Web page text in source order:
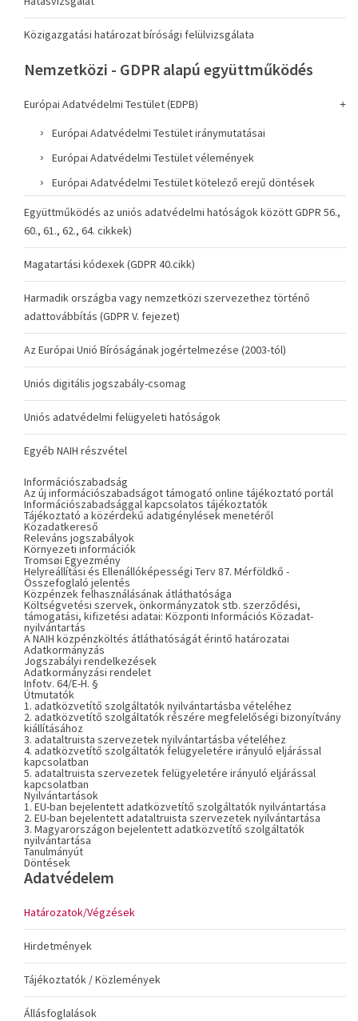
Közigazgatási határozat bírósági felülvizsgálata
Nemzetközi - GDPR alapú együttműködés
Európai Adatvédelmi Testület (EDPB)
Európai Adatvédelmi Testület iránymutatásai
Európai Adatvédelmi Testület vélemények
Európai Adatvédelmi Testület kötelező erejű döntések
Együttműködés az uniós adatvédelmi hatóságok között GDPR 56.,
60., 61., 62., 64. cikkek)
Magatartási kódexek (GDPR 40.cikk)
Harmadik országba vagy nemzetközi szervezethez történő
adattovábbítás (GDPR V. fejezet)
Az Európai Unió Bíróságának jogértelmezése (2003-tól)
Uniós digitális jogszabály-csomag
Uniós adatvédelmi felügyeleti hatóságok
Egyéb NAIH részvétel
Információszabadság
Az új információszabadságot támogató online tájékoztató portál
Információszabadsággal kapcsolatos tájékoztatók
Tájékoztató a közérdekű adatigénylések menetéről
Közadatkereső
Releváns jogszabályok
Környezeti információk
Tromsøi Egyezmény
Helyreállítási és Ellenállóképességi Terv 87. Mérföldkő -
Összefoglaló jelentés
Közpénzek felhasználásának átláthatósága
Költségvetési szervek, önkormányzatok stb. szerződési,
támogatási, kifizetési adatai: Központi Információs Közadat-
nyilvántartás
A NAIH közpénzköltés átláthatóságát érintő határozatai
Adatkormányzás
Jogszabályi rendelkezések
Adatkormányzási rendelet
Infotv. 64/E-H. §
Útmutatók
1. adatközvetítő szolgáltatók nyilvántartásba vételéhez
2. adatközvetítő szolgáltatók részére megfelelőségi bizonyítvány
kiállításához
3. adataltruista szervezetek nyilvántartásba vételéhez
4. adatközvetítő szolgáltatók felügyeletére irányuló eljárással
kapcsolatban
5. adataltruista szervezetek felügyeletére irányuló eljárással
kapcsolatban
Nyilvántartások
1. EU-ban bejelentett adatközvetítő szolgáltatók nyilvántartása
2. EU-ban bejelentett adataltruista szervezetek nyilvántartása
3. Magyarországon bejelentett adatközvetítő szolgáltatók
nyilvántartása
Tanulmányút
Döntések
Adatvédelem
Határozatok/Végzések
Hirdetmények
Tájékoztatók / Közlemények
Állásfoglalások